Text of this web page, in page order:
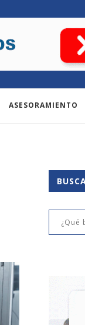
ASESORAMIENTO